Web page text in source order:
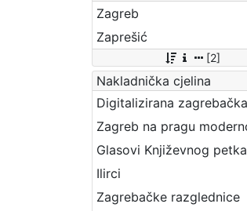
Zagreb
Zaprešić
[2]
Nakladnička cjelina
Glasovi Književnog petka
Ilirci
Zagrebačke razglednice